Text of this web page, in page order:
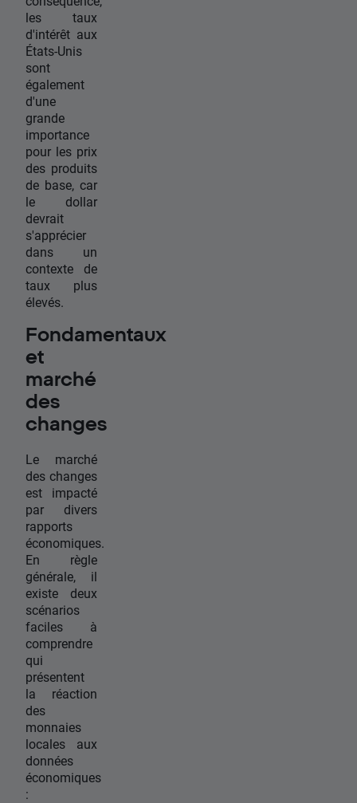
les taux
d'intérêt aux
États-Unis
sont
également
d'une
grande
importance
pour les prix
des produits
de base, car
le dollar
devrait
s'apprécier
dans un
contexte de
taux plus
élevés.
Fondamentaux
et
marché
des
changes
Le marché
des changes
est impacté
par divers
rapports
économiques.
En règle
générale, il
existe deux
scénarios
faciles à
comprendre
qui
présentent
la réaction
des
monnaies
locales aux
données
économiques
: